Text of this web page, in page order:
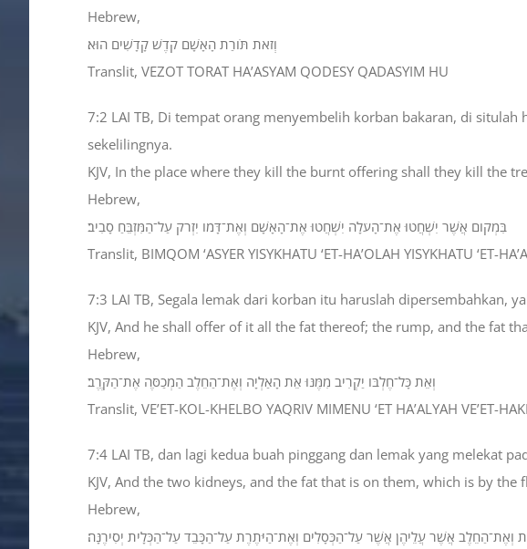
Hebrew,
וְזֹאת תֹּורַת הָאָשָׁם קֹדֶשׁ קָדָשִׁים הוּא׃
Translit, VEZOT TORAT HA’ASYAM QODESY QADASYIM HU
7:2 LAI TB, Di tempat orang menyembelih korban bakaran, di
sekelilingnya.
KJV, In the place where they kill the burnt offering shall they kill the
Hebrew,
בִּמְקֹום אֲשֶׁר יִשְׁחֲטוּ אֶת־הָעֹלָה יִשְׁחֲטוּ אֶת־הָאָשָׁם וְאֶת־דָּמֹו יִזְרֹק עַל־הַמִּזְבֵּחַ סָבִיב׃
Translit, BIMQOM ‘ASYER YISYKHATU ‘ET-HA’OLAH YISYKHATU ‘ET-
7:3 LAI TB, Segala lemak dari korban itu haruslah dipersembahkan,
KJV, And he shall offer of it all the fat thereof; the rump, and the fat
Hebrew,
וְאֵת כָּל־חֶלְבֹּו יַקְרִיב מִמֶּנּוּ אֵת הָאַלְיָה וְאֶת־הַחֵלֶב הַמְכַסֶּה אֶת־הַקֶּרֶב׃
Translit, VE’ET-KOL-KHELBO YAQRIV MIMENU ‘ET HA’ALYAH VE’ET-
7:4 LAI TB, dan lagi kedua buah pinggang dan lemak yang melekat
KJV, And the two kidneys, and the fat that is on them, which is by
Hebrew,
וְאֶת־הַחֵלֶב אֲשֶׁר עֲלֵיהֶן אֲשֶׁר עַל־הַכְּסָלִים וְאֶת־הַיֹּתֶרֶת עַל־הַכָּבֵד עַל־הַכְּלָיֹת יְסִירֶנָּה׃